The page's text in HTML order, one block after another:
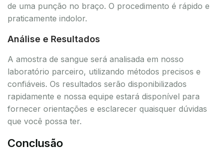
de uma punção no braço. O procedimento é rápido e
praticamente indolor.
Análise e Resultados
A amostra de sangue será analisada em nosso
laboratório parceiro, utilizando métodos precisos e
confiáveis. Os resultados serão disponibilizados
rapidamente e nossa equipe estará disponível para
fornecer orientações e esclarecer quaisquer dúvidas
que você possa ter.
Conclusão